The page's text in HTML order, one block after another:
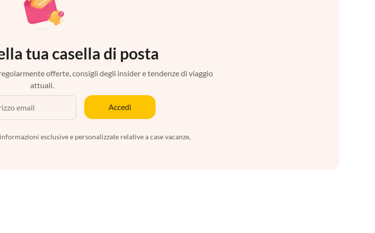
tua casella di posta
offerte, consigli degli insider e tendenze di viaggio
attuali.
Accedi
esclusive e personalizzate relative a case vacanze,